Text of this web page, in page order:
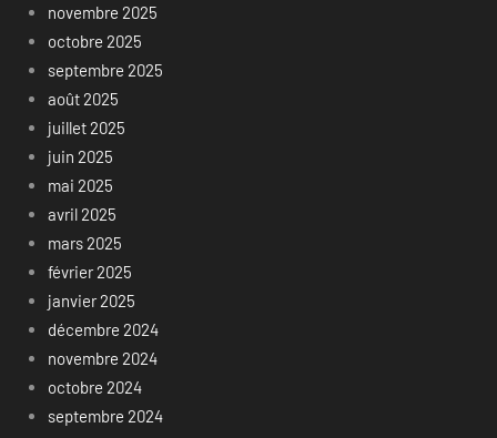
novembre 2025
octobre 2025
septembre 2025
août 2025
juillet 2025
juin 2025
mai 2025
avril 2025
mars 2025
février 2025
janvier 2025
décembre 2024
novembre 2024
octobre 2024
septembre 2024